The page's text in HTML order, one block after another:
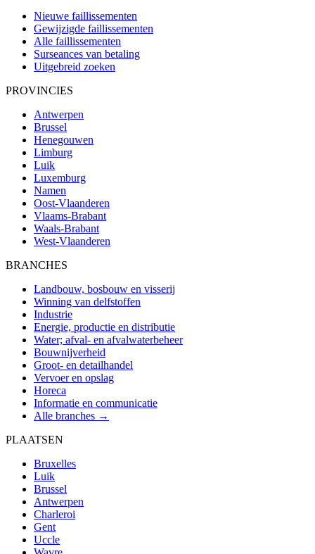
Nieuwe faillissementen
Gewijzigde faillissementen
Alle faillissementen
Surseances van betaling
Uitgebreid zoeken
PROVINCIES
Antwerpen
Brussel
Henegouwen
Limburg
Luik
Luxemburg
Namen
Oost-Vlaanderen
Vlaams-Brabant
Waals-Brabant
West-Vlaanderen
BRANCHES
Landbouw, bosbouw en visserij
Winning van delfstoffen
Industrie
Energie, productie en distributie
Water; afval- en afvalwaterbeheer
Bouwnijverheid
Groot- en detailhandel
Vervoer en opslag
Horeca
Informatie en communicatie
Alle branches →
PLAATSEN
Bruxelles
Luik
Brussel
Antwerpen
Charleroi
Gent
Uccle